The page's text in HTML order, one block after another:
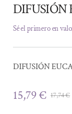
DIFUSIÓN
Sé el primero en
DIFUSIÓN
17,74€El
15,79€
El